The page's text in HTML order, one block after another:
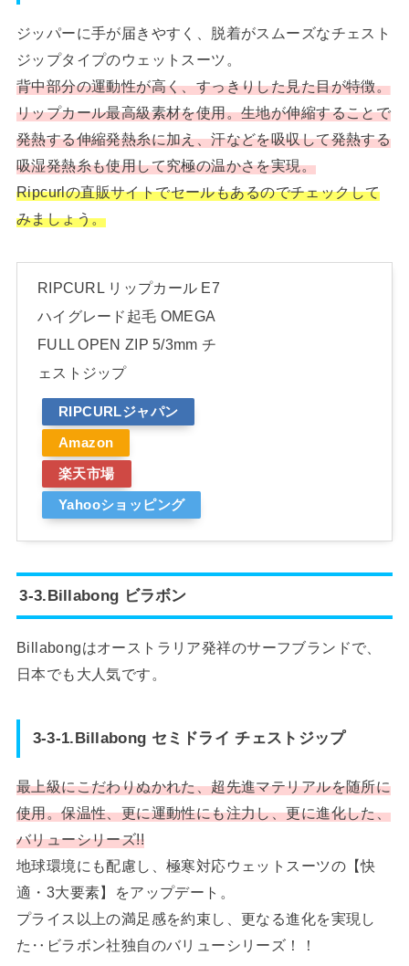
ジッパーに手が届きやすく、脱着がスムーズなチェスト
ジップタイプのウェットスーツ。
背中部分の運動性が高く、すっきりした見た目が特徴。
リップカール最高級素材を使用。生地が伸縮することで
発熱する伸縮発熱糸に加え、汗などを吸収して発熱する
吸湿発熱糸も使用して究極の温かさを実現。
Ripcurlの直販サイトでセールもあるのでチェックして
みましょう。
RIPCURL リップカール E7
ハイグレード起毛 OMEGA
FULL OPEN ZIP 5/3mm チ
ェストジップ
RIPCURLジャパン
Amazon
楽天市場
Yahooショッピング
3-3.Billabong ビラボン
Billabongはオーストラリア発祥のサーフブランドで、
日本でも大人気です。
3-3-1.Billabong セミドライ チェストジップ
最上級にこだわりぬかれた、超先進マテリアルを随所に
使用。保温性、更に運動性にも注力し、更に進化した、
バリューシリーズ!!
地球環境にも配慮し、極寒対応ウェットスーツの【快
適・3大要素】をアップデート。
プライス以上の満足感を約束し、更なる進化を実現し
た‥ビラボン社独自のバリューシリーズ！！